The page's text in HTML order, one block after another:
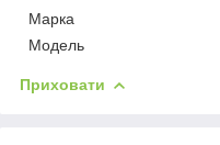
Марка
Модель
Приховати